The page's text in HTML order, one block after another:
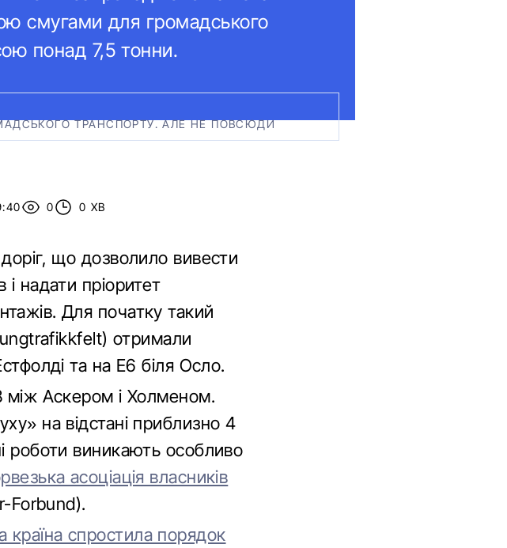
смугами для громадського
понад 7,5 тонни.
ТРАНСПОРТУ. АЛЕ НЕ ПОВСЮДИ
0 0 ХВ
що дозволило вивести
і надати пріоритет
Для початку такий
отримали
та на E6 біля Осло.
між Аскером і Холменом.
на відстані приблизно 4
роботи виникають особливо
асоціація власників
Forbund).
спростила порядок